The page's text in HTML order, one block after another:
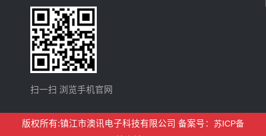
扫一扫 浏览手机官网
版权所有:镇江市澳讯电子科技有限公司 备案号： 苏ICP备